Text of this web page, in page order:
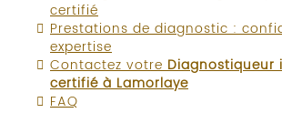
certifié
Prestations de diagnostic :
expertise
Contactez votreDiagnostiqueur
certifié à Lamorlaye
FAQ